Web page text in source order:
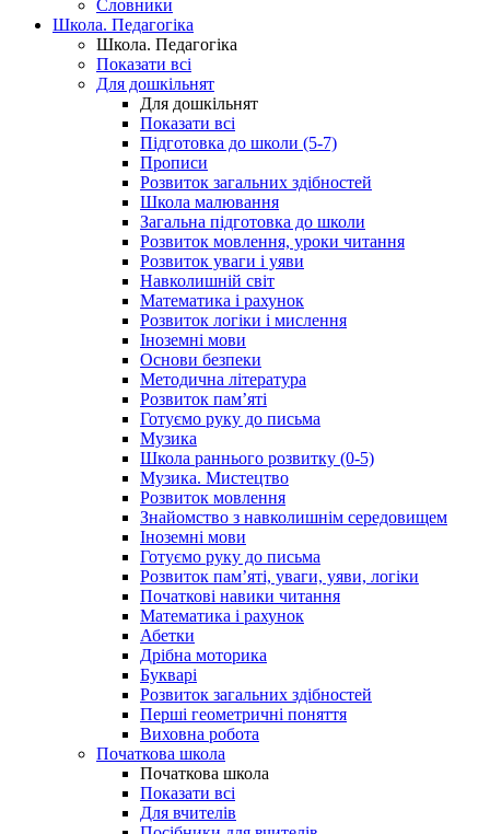
Словники
Школа. Педагогіка
Школа. Педагогіка
Показати всі
Для дошкільнят
Для дошкільнят
Показати всі
Підготовка до школи (5-7)
Прописи
Розвиток загальних здібностей
Школа малювання
Загальна підготовка до школи
Розвиток мовлення, уроки читання
Розвиток уваги і уяви
Навколишній світ
Математика і рахунок
Розвиток логіки і мислення
Іноземні мови
Основи безпеки
Методична література
Розвиток пам’яті
Готуємо руку до письма
Музика
Школа раннього розвитку (0-5)
Музика. Мистецтво
Розвиток мовлення
Знайомство з навколишнім середовищем
Іноземні мови
Готуємо руку до письма
Розвиток пам’яті, уваги, уяви, логіки
Початкові навики читання
Математика і рахунок
Абетки
Дрібна моторика
Букварі
Розвиток загальних здібностей
Перші геометричні поняття
Виховна робота
Початкова школа
Початкова школа
Показати всі
Для вчителів